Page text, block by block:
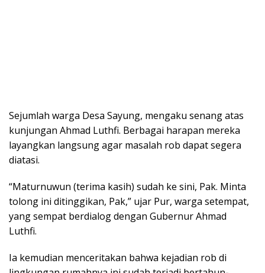
Sejumlah warga Desa Sayung, mengaku senang atas
kunjungan Ahmad Luthfi. Berbagai harapan mereka
layangkan langsung agar masalah rob dapat segera
diatasi.
“Maturnuwun (terima kasih) sudah ke sini, Pak. Minta
tolong ini ditinggikan, Pak,” ujar Pur, warga setempat,
yang sempat berdialog dengan Gubernur Ahmad
Luthfi.
Ia kemudian menceritakan bahwa kejadian rob di